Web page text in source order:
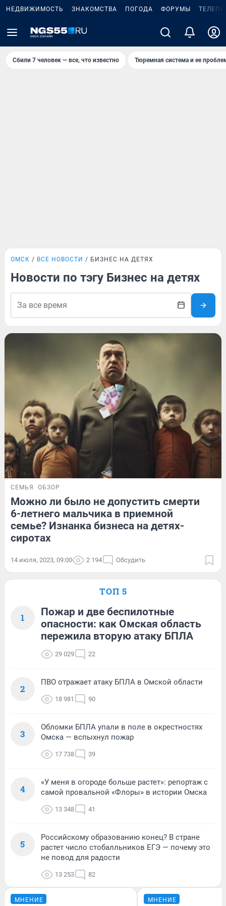
НЕДВИЖИМОСТЬ ЗНАКОМСТВА ПОГОДА ФОРУМЫ
Сбили 7 человек — все, что известно Тюремная система и ее
ОМСК ВСЕ НОВОСТИ БИЗНЕС НА ДЕТЯХ
Новости по тэгу Бизнес на детях
СЕМЬЯ ОБЗОР
Можно ли было не допустить смерти
6-летнего мальчика в приемной
семье? Изнанка бизнеса на детях-
сиротах
14 июля, 2023, 09:00 2 194 Обсудить
ТОП 5
1
Пожар и две беспилотные
опасности: как Омская область
пережила вторую атаку БПЛА
29 029 22
2
ПВО отражает атаку БПЛА в Омской области
18 981 90
3
Обломки БПЛА упали в поле в окрестностях
Омска — вспыхнул пожар
17 738 39
4
«У меня в огороде больше растет»: репортаж с
самой провальной «Флоры» в истории Омска
13 348 41
5
Российскому образованию конец? В стране
растет число стобалльников ЕГЭ — почему это
не повод для радости
13 253 82
МНЕНИЕ МНЕНИЕ